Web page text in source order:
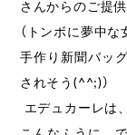
さんからのご提供
（トンボに夢中な
手作り新聞バッ
されそう(^^;)）
エデュカーレは